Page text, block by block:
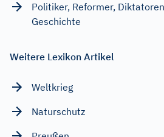
Politiker, Reformer,
Geschichte
Weitere Lexikon Artikel
Weltkrieg
Naturschutz